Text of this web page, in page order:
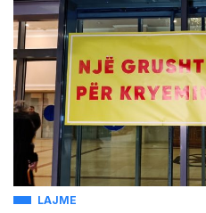
LAJME